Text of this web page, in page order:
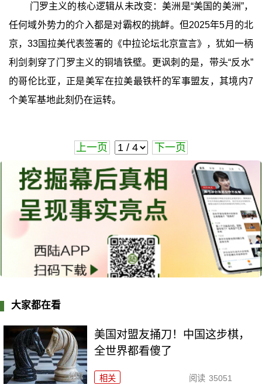
门罗主义的核心逻辑从未改变：美洲是“美国的美洲”，
任何域外势力的介入都是对霸权的挑衅。但2025年5月的北
京，33国拉美代表签署的《中拉论坛北京宣言》，犹如一柄
利剑刺穿了门罗主义的铜墙铁壁。更讽刺的是，带头“反水”
的哥伦比亚，正是美军在拉美最铁杆的军事盟友，其境内7
个美军基地此刻仍在运转。
上一页 下一页
大家都在看
美国对盟友捅刀！中国这步棋，
全世界都看傻了
相关 阅读 35051